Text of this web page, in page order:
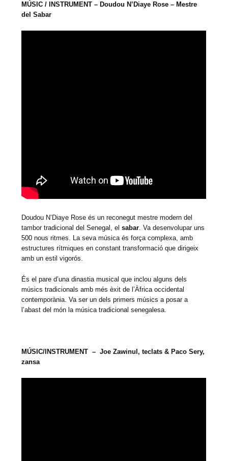
MÚSIC / INSTRUMENT – Doudou N’Diaye Rose – Mestre
del Sabar
Doudou N’Diaye Rose és un reconegut mestre modern del
tambor tradicional del Senegal, elsabar. Va desenvolupar uns
500 nous ritmes. La seva música és força complexa, amb
estructures rítmiques en constant transformació que dirigeix
amb un estil vigorós.
És el pare d’una dinastia musical que inclou alguns dels
músics tradicionals amb més èxit de l’Àfrica occidental
contemporània. Va ser un dels primers músics a posar a
l’abast del món la música tradicional senegalesa.
MÚSIC/INSTRUMENT – Joe Zawinul, teclats & Paco Sery,
zansa